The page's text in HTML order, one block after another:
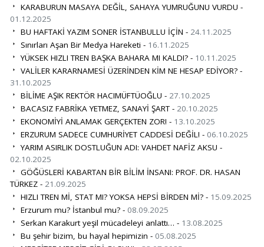
KARABURUN MASAYA DEĞİL, SAHAYA YUMRUĞUNU VURDU -
01.12.2025
BU HAFTAKİ YAZIM SONER İSTANBULLU İÇİN - 24.11.2025
Sınırları Aşan Bir Medya Hareketi - 16.11.2025
YÜKSEK HIZLI TREN BAŞKA BAHARA MI KALDI? - 10.11.2025
VALİLER KARARNAMESİ ÜZERİNDEN KİM NE HESAP EDİYOR? -
31.10.2025
BİLİME AŞIK REKTÖR HACIMÜFTÜOĞLU - 27.10.2025
BACASIZ FABRİKA YETMEZ, SANAYİ ŞART - 20.10.2025
EKONOMİYİ ANLAMAK GERÇEKTEN ZOR! - 13.10.2025
ERZURUM SADECE CUMHURİYET CADDESİ DEĞİL! - 06.10.2025
YARIM ASIRLIK DOSTLUĞUN ADI: VAHDET NAFİZ AKSU -
02.10.2025
GÖĞÜSLERİ KABARTAN BİR BİLİM İNSANI: PROF. DR. HASAN
TÜRKEZ - 21.09.2025
HIZLI TREN Mİ, STAT MI? YOKSA HEPSİ BİRDEN Mİ? - 15.09.2025
Erzurum mu? İstanbul mu? - 08.09.2025
Serkan Karakurt yeşil mücadeleyi anlattı… - 13.08.2025
Bu şehir bizim, bu hayal hepimizin - 05.08.2025